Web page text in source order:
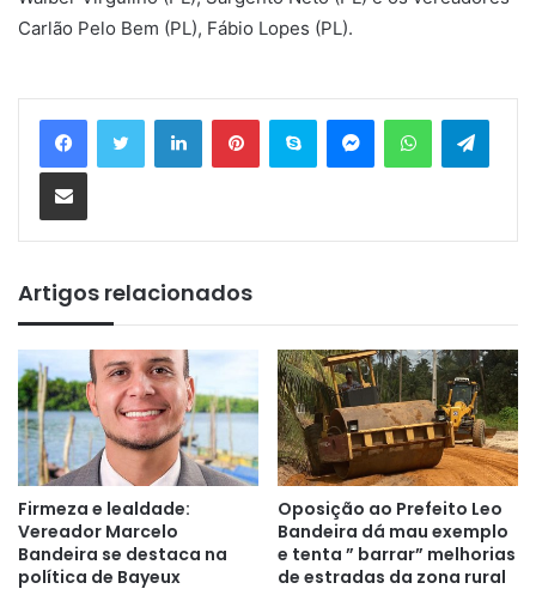
Carlão Pelo Bem (PL), Fábio Lopes (PL).
Artigos relacionados
Firmeza e lealdade:
Vereador Marcelo
Bandeira se destaca na
política de Bayeux
Oposição ao Prefeito Leo
Bandeira dá mau exemplo
e tenta ” barrar” melhorias
de estradas da zona rural